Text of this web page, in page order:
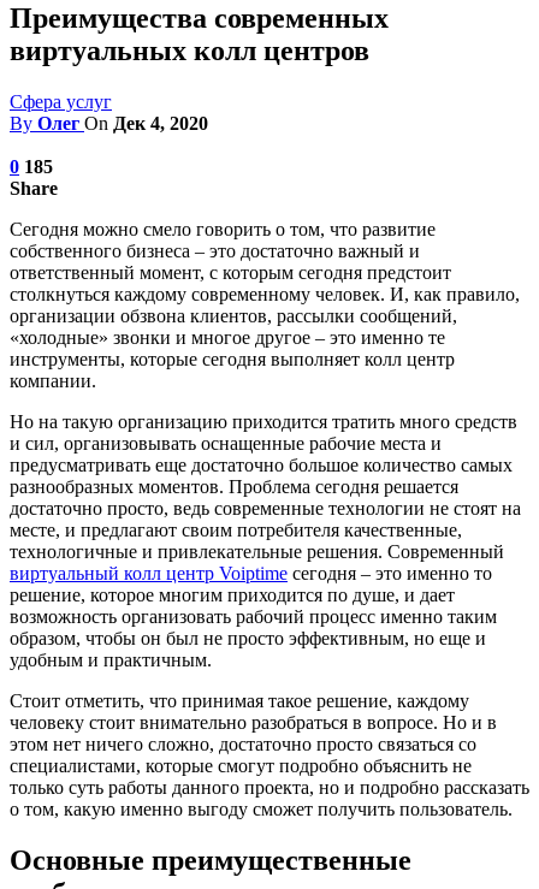
Преимущества современных
виртуальных колл центров
Сфера услуг
By Олег On Дек 4, 2020
0 185
Share
Сегодня можно смело говорить о том, что развитие
собственного бизнеса – это достаточно важный и
ответственный момент, с которым сегодня предстоит
столкнуться каждому современному человек. И, как правило,
организации обзвона клиентов, рассылки сообщений,
«холодные» звонки и многое другое – это именно те
инструменты, которые сегодня выполняет колл центр
компании.
Но на такую организацию приходится тратить много средств
и сил, организовывать оснащенные рабочие места и
предусматривать еще достаточно большое количество самых
разнообразных моментов. Проблема сегодня решается
достаточно просто, ведь современные технологии не стоят на
месте, и предлагают своим потребителя качественные,
технологичные и привлекательные решения. Современный
виртуальный колл центр Voiptime сегодня – это именно то
решение, которое многим приходится по душе, и дает
возможность организовать рабочий процесс именно таким
образом, чтобы он был не просто эффективным, но еще и
удобным и практичным.
Стоит отметить, что принимая такое решение, каждому
человеку стоит внимательно разобраться в вопросе. Но и в
этом нет ничего сложно, достаточно просто связаться со
специалистами, которые смогут подробно объяснить не
только суть работы данного проекта, но и подробно рассказать
о том, какую именно выгоду сможет получить пользователь.
Основные преимущественные